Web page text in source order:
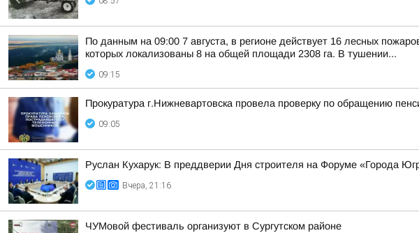
По данным на 09:00 7 августа, в регионе действует 16 лесных
которых локализованы 8 на общей площади 2308 га. В тушении...
09:15
Прокуратура г.Нижневартовска провела проверку по обращению
09:05
Руслан Кухарук: В преддверии Дня строителя на Форуме «Города
Вчера, 21:16
ЧУМовой фестиваль организуют в Сургутском районе